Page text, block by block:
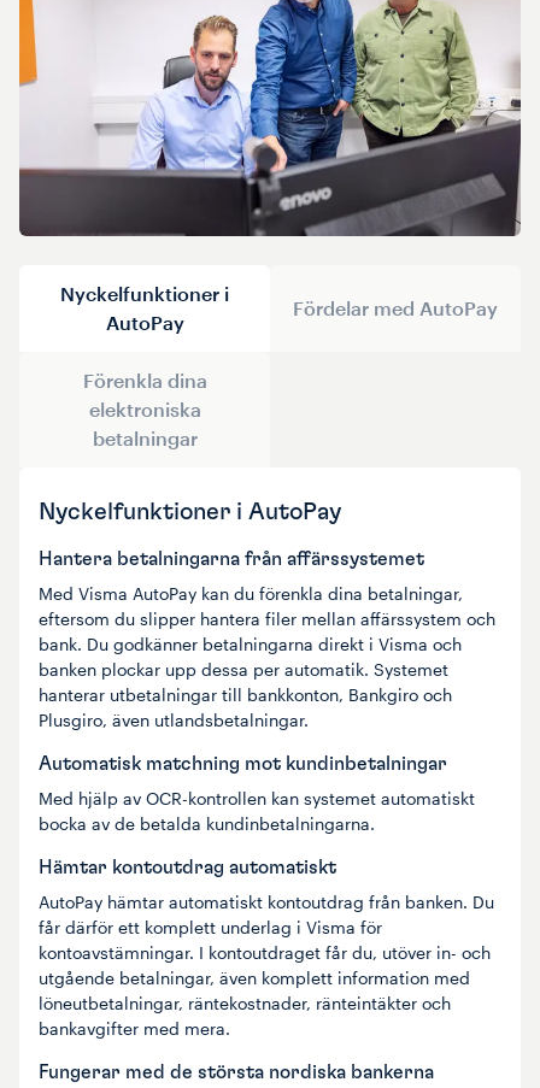
Nyckelfunktioner i
AutoPay
Fördelar med AutoPay
Förenkla dina
elektroniska
betalningar
Nyckelfunktioner i AutoPay
Hantera betalningarna från affärssystemet
Med Visma AutoPay kan du förenkla dina betalningar,
eftersom du slipper hantera filer mellan affärssystem och
bank. Du godkänner betalningarna direkt i Visma och
banken plockar upp dessa per automatik. Systemet
hanterar utbetalningar till bankkonton, Bankgiro och
Plusgiro, även utlandsbetalningar.
Automatisk matchning mot kundinbetalningar
Med hjälp av OCR-kontrollen kan systemet automatiskt
bocka av de betalda kundinbetalningarna.
Hämtar kontoutdrag automatiskt
AutoPay hämtar automatiskt kontoutdrag från banken. Du
får därför ett komplett underlag i Visma för
kontoavstämningar. I kontoutdraget får du, utöver in- och
utgående betalningar, även komplett information med
löneutbetalningar, räntekostnader, ränteintäkter och
bankavgifter med mera.
Fungerar med de största nordiska bankerna